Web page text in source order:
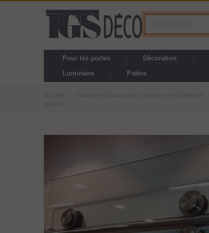
Pour les portes Décoration
Luminaire
Patère